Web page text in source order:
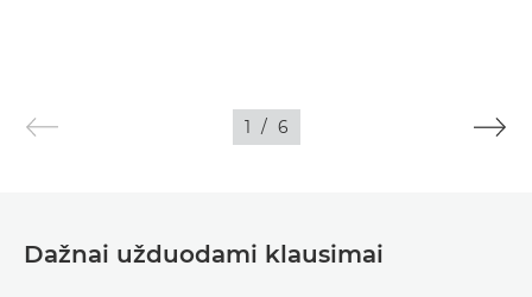
1 / 6
Dažnai užduodami klausimai